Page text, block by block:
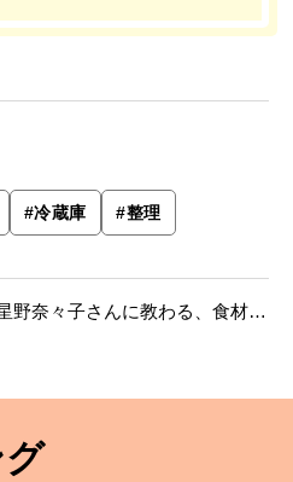
#冷蔵庫 #整理
野奈々子さんに教わる、食材が